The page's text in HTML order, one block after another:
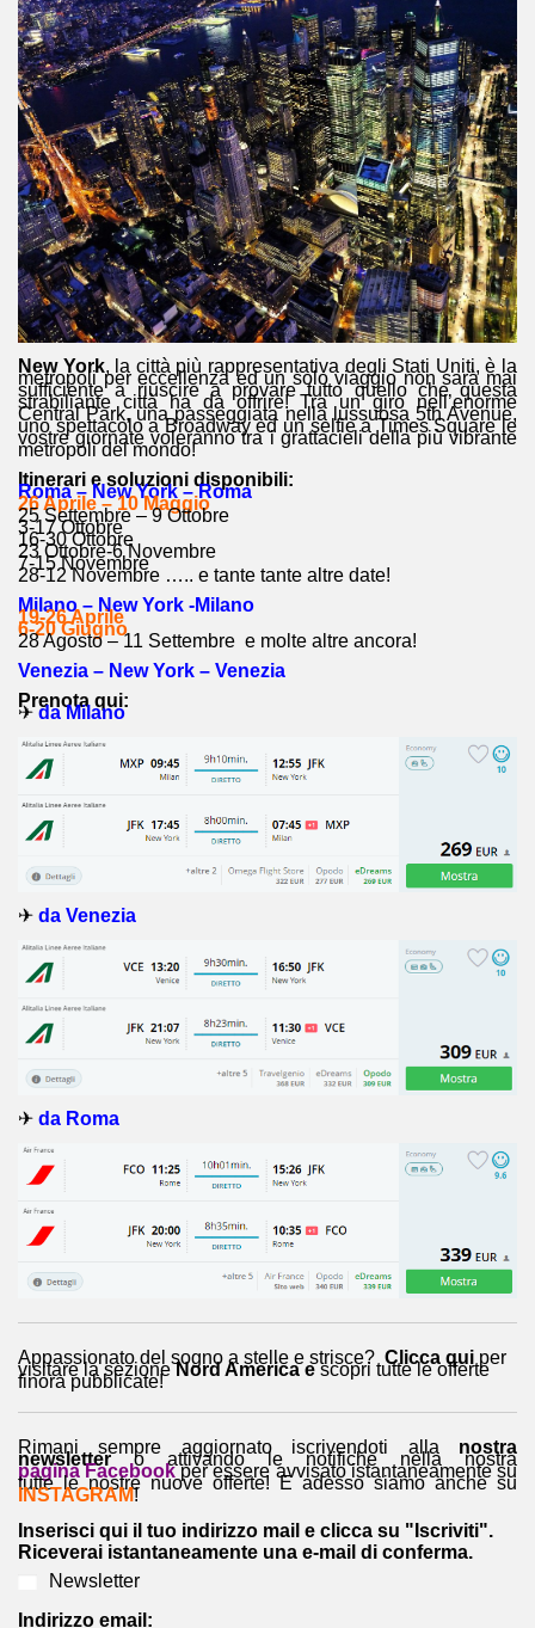
New York, la città più rappresentativa degli Stati Uniti, è la
metropoli per eccellenza ed un solo viaggio non sarà mai
sufficiente a riuscire a provare tutto quello che questa
strabiliante città ha da offrire! Tra un giro nell’enorme
Central Park, una passeggiata nella lussuosa 5th Avenue,
uno spettacolo a Broadway ed un selfie a Times Square le
vostre giornate voleranno tra i grattacieli della più vibrante
metropoli del mondo!
Itinerari e soluzioni disponibili:
Roma – New York – Roma
26 Aprile – 10 Maggio
25 Settembre – 9 Ottobre
3-17 Ottobre
16-30 Ottobre
23 Ottobre-6 Novembre
7-15 Novembre
28-12 Novembre ….. e tante tante altre date!
Milano – New York -Milano
19-26 Aprile
6-20 Giugno
28 Agosto – 11 Settembre e molte altre ancora!
Venezia – New York – Venezia
Prenota qui:
✈da Milano
✈ da Venezia
✈ da Roma
Appassionato del sogno a stelle e strisce? Clicca qui per
visitare la sezioneNord America escopri tutte le offerte
finora pubblicate!
Rimani sempre aggiornato iscrivendoti alla nostra
newslettero attivando le notifiche nella nostra
pagina Facebookper essere avvisato istantaneamente su
tutte le nostre nuove offerte! E adesso siamo anche su
INSTAGRAM!
Inserisci qui il tuo indirizzo mail e clicca su "Iscriviti".
Riceverai istantaneamente una e-mail di conferma.
Newsletter
Indirizzo email: